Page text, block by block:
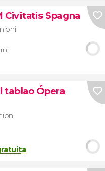
Civitatis Spagna
tablao Ópera